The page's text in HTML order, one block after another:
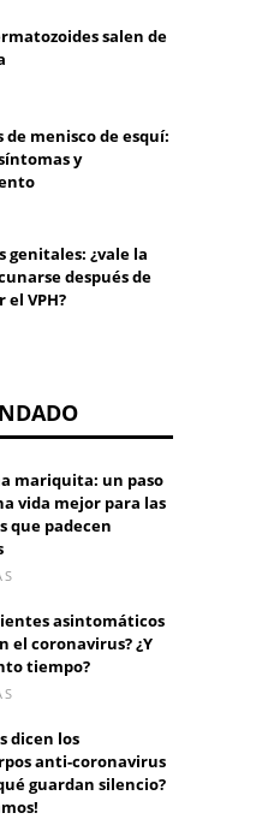
salen de
de menisco de esquí:
y
genitales: ¿vale la
después de
VPH?
mariquita: un paso
vida mejor para las
que padecen
asintomáticos
el coronavirus? ¿Y
tiempo?
dicen los
anti-coronavirus
guardan silencio?